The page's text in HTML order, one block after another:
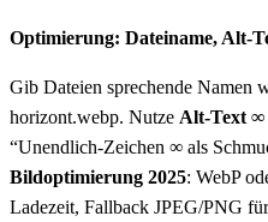
Optimierung: Dateiname, Alt-
Gib Dateien sprechende Namen
horizont.webp. Nutze Alt-Text ∞
“Unendlich-Zeichen ∞ als
Bildoptimierung 2025: WebP
Ladezeit, Fallback JPEG/PNG